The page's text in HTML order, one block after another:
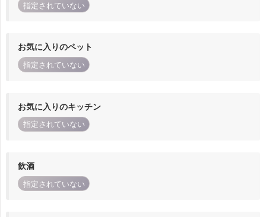
指定されていない
お気に入りのペット
指定されていない
お気に入りのキッチン
指定されていない
飲酒
指定されていない